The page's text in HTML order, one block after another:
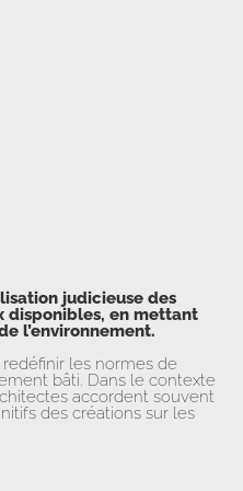
judicieuse des
disponibles, en mettant
l’environnement.
les normes de
bâti. Dans le contexte
accordent souvent
des créations sur les